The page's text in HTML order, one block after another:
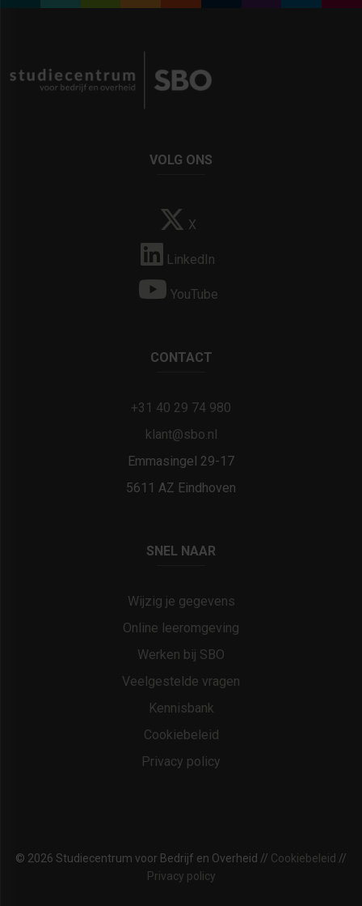
VOLG ONS
X
LinkedIn
YouTube
CONTACT
+31 40 29 74 980
klant@sbo.nl
Emmasingel 29-17
5611 AZ Eindhoven
SNEL NAAR
Wijzig je gegevens
Online leeromgeving
Werken bij SBO
Veelgestelde vragen
Kennisbank
Cookiebeleid
Privacy policy
© 2026 Studiecentrum voor Bedrijf en Overheid // Cookiebeleid //
Privacy policy